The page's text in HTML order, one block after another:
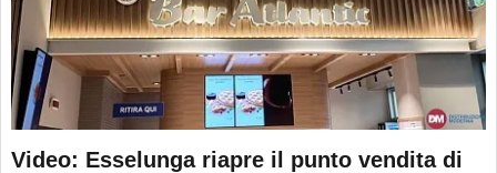
Video: Esselunga riapre il punto vendita di